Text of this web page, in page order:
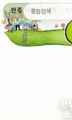
완주 마을 소식지
통합검색
완